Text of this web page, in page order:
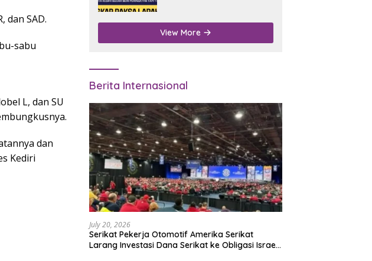
dan SAD.
sabu
L, dan SU
dan
Kediri
View More
Berita Internasional
July 20, 2026
Serikat Pekerja Otomotif Amerika Serikat
Larang Investasi Dana Serikat ke Obligasi Israel,